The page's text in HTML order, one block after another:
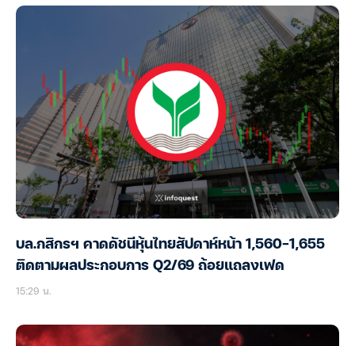
บล.กสิกรฯ คาดดัชนีหุ้นไทยสัปดาห์หน้า 1,560-1,655
ติดตามผลประกอบการ Q2/69 ถ้อยแถลงเฟด
15:29 น.